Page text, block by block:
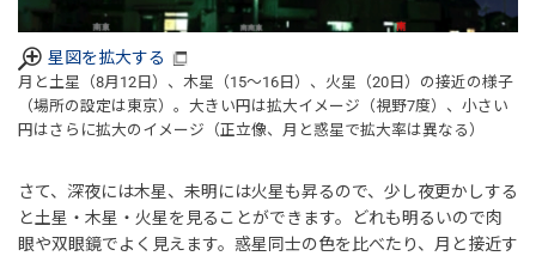
星図を拡大する
月と土星（8月12日）、木星（15～16日）、火星（20日）の接近の様子
（場所の設定は東京）。大きい円は拡大イメージ（視野7度）、小さい
円はさらに拡大のイメージ（正立像、月と惑星で拡大率は異なる）
さて、深夜には木星、未明には火星も昇るので、少し夜更かしする
と土星・木星・火星を見ることができます。どれも明るいので肉
眼や双眼鏡でよく見えます。惑星同士の色を比べたり、月と接近す